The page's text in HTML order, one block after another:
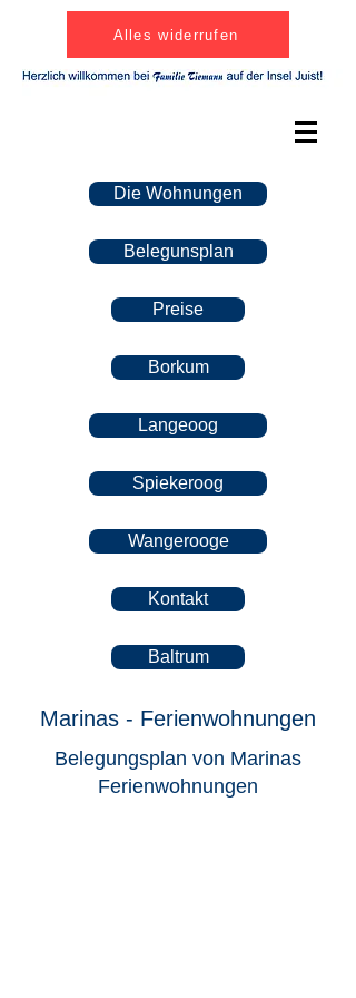
Alles widerrufen
Die Wohnungen
Belegunsplan
Preise
Borkum
Langeoog
Spiekeroog
Wangerooge
Kontakt
Baltrum
Marinas - Ferienwohnungen
Belegungsplan von Marinas
Ferienwohnungen